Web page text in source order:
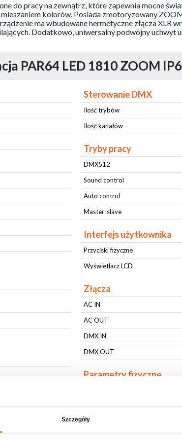
Szczegóły
do pracy na zewnątrz, które zapewnia mocne
kolorów. Posiada zmotoryzowany
ma wbudowane hermetyczne złącza
Dodatkowo, uniwersalny podwójny uchwyt
PAR64 LED 1810 ZOOM
Sterowanie DMX
Ilość trybów
Ilość kanałów
Tryby pracy
DMX512
Sound control
Auto control
Master-slave
Interfejs użytkownika
Przyciski fizyczne
Wyświetlacz LCD
Złącza
AC IN
AC OUT
DMX IN
DMX OUT
Parametry fizyczne
Rodzaj obudowy
Mocowanie